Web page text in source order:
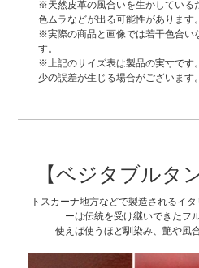
※天然皮革の風合いを生かしている
色ムラなどが出る可能性があります。
※実際の商品と画像では若干色合い
す。
※上記のサイズ表は製品の実寸です
少の誤差が生じる場合がございます。
【ベジタブルタ
トスカーナ地方などで製造されるイ
ーは伝統を受け継いできたフ
使えば使うほど馴染み、艶や風